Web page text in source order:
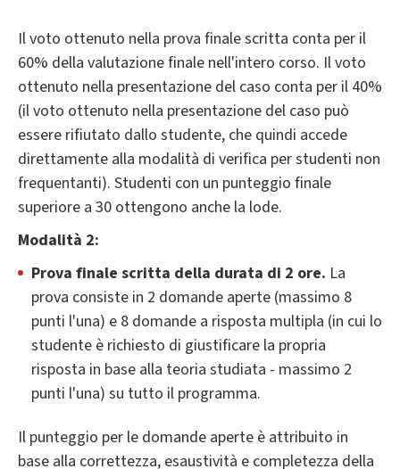
Il voto ottenuto nella prova finale scritta conta per il
60% della valutazione finale nell'intero corso. Il voto
ottenuto nella presentazione del caso conta per il 40%
(il voto ottenuto nella presentazione del caso può
essere rifiutato dallo studente, che quindi accede
direttamente alla modalità di verifica per studenti non
frequentanti). Studenti con un punteggio finale
superiore a 30 ottengono anche la lode.
Modalità 2:
Prova finale scritta della durata di 2 ore. La
prova consiste in 2 domande aperte (massimo 8
punti l'una) e 8 domande a risposta multipla (in cui lo
studente è richiesto di giustificare la propria
risposta in base alla teoria studiata - massimo 2
punti l'una) su tutto il programma.
Il punteggio per le domande aperte è attribuito in
base alla correttezza, esaustività e completezza della